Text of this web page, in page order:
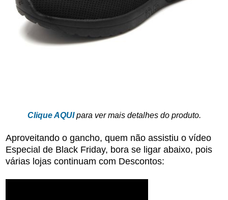
Clique AQUIpara ver mais detalhes do produto.
Aproveitando o gancho, quem não assistiu o vídeo
Especial de Black Friday, bora se ligar abaixo, pois
várias lojas continuam com Descontos: